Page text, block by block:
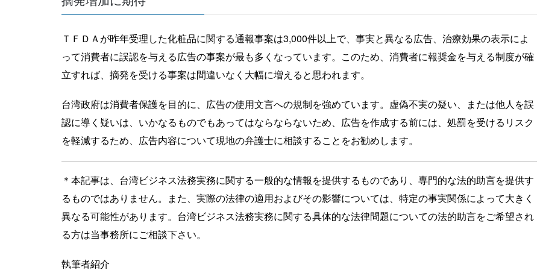
ＴＦＤＡが昨年受理した化粧品に関する通報事案は3,000件以上で、事実と異なる広告、治療効果の表示によ
って消費者に誤認を与える広告の事案が最も多くなっています。このため、消費者に報奨金を与える制度が確
立すれば、摘発を受ける事案は間違いなく大幅に増えると思われます。
台湾政府は消費者保護を目的に、広告の使用文言への規制を強めています。虚偽不実の疑い、または他人を誤
認に導く疑いは、いかなるものでもあってはならならないため、広告を作成する前には、処罰を受けるリスク
を軽減するため、広告内容について現地の弁護士に相談することをお勧めします。
＊本記事は、台湾ビジネス法務実務に関する一般的な情報を提供するものであり、専門的な法的助言を提供す
るものではありません。また、実際の法律の適用およびその影響については、特定の事実関係によって大きく
異なる可能性があります。台湾ビジネス法務実務に関する具体的な法律問題についての法的助言をご希望され
る方は当事務所にご相談下さい。
執筆者紹介